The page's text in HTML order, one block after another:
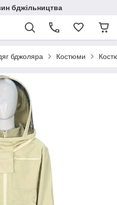
бджільництва
бджоляра Костюми